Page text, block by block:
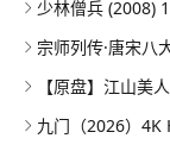
少林僧兵 (2008)
宗师列传·唐宋八